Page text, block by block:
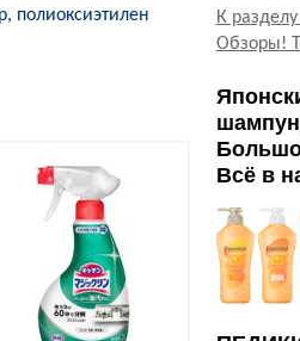
полиоксиэтилен
К
Обзоры!
Всё в